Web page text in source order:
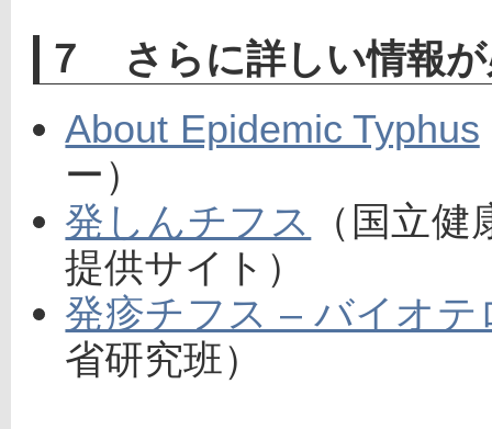
７ さらに詳しい情報
About Epidemic Typhus
ー）
発しんチフス
（国立
提供サイト）
発疹チフス – バイオ
省研究班）